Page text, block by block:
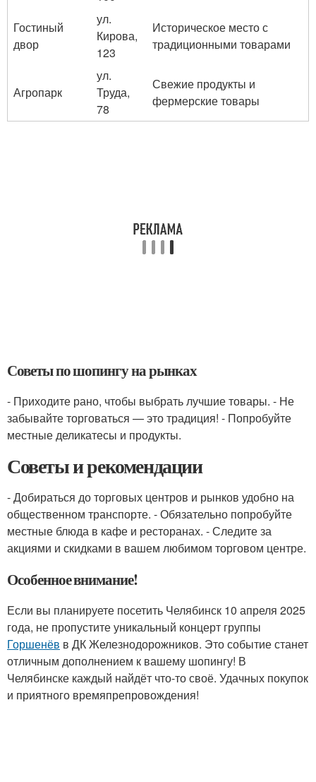
Гостиный
двор
ул.
Кирова,
123
Историческое место с
традиционными товарами
Агропарк
ул.
Труда,
78
Свежие продукты и
фермерские товары
Советы по шопингу на рынках
- Приходите рано, чтобы выбрать лучшие товары. - Не
забывайте торговаться — это традиция! - Попробуйте
местные деликатесы и продукты.
Советы и рекомендации
- Добираться до торговых центров и рынков удобно на
общественном транспорте. - Обязательно попробуйте
местные блюда в кафе и ресторанах. - Следите за
акциями и скидками в вашем любимом торговом центре.
Особенное внимание!
Если вы планируете посетить Челябинск 10 апреля 2025
года, не пропустите уникальный концерт группы
Горшенёв в ДК Железнодорожников. Это событие станет
отличным дополнением к вашему шопингу! В
Челябинске каждый найдёт что-то своё. Удачных покупок
и приятного времяпрепровождения!